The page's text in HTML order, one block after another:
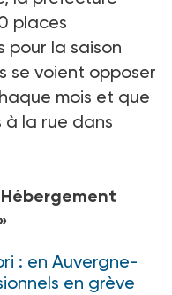
places
pour la saison
se voient opposer
mois et que
à la rue dans
: en Auvergne-
en grève